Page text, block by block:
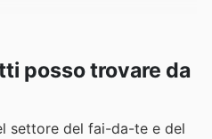
posso trovare da
settore del fai-da-te e del